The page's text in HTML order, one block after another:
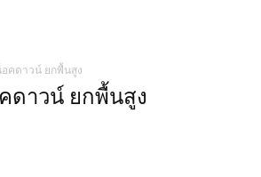
คดาวน์ ยกพื้นสูง
ดาวน์ ยกพื้นสูง